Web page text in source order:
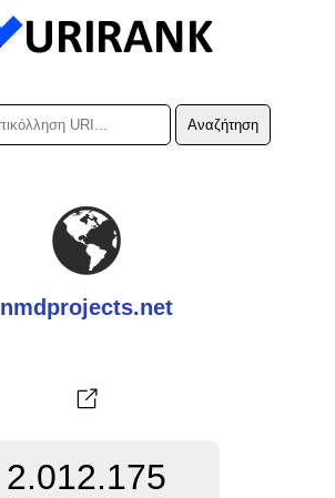
nmdprojects.net
2.012.175